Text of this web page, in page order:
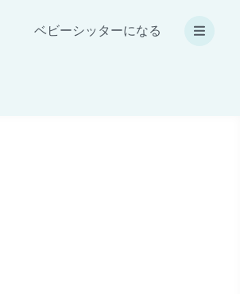
ベビーシッターになる